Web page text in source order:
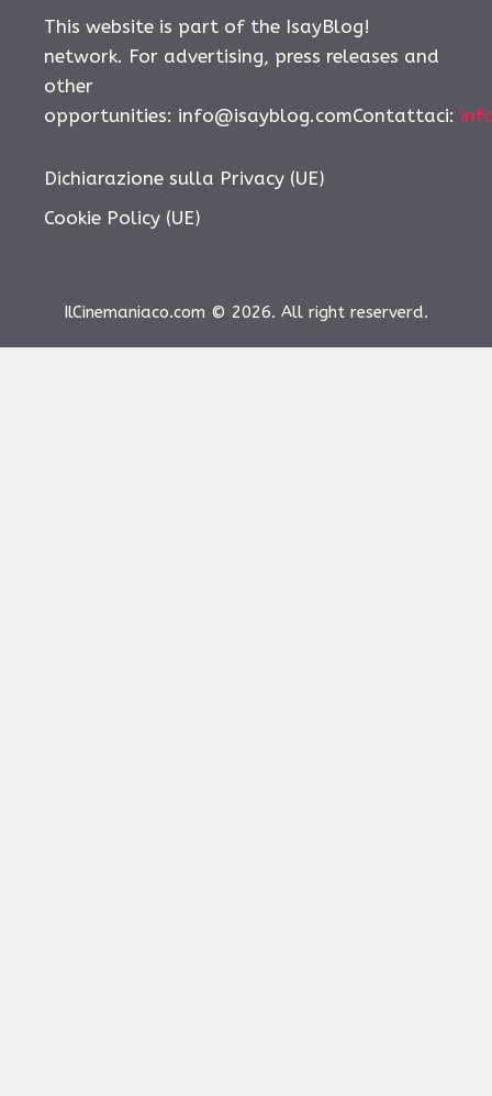
This website is part of the IsayBlog!
network. For advertising, press releases and
other
opportunities: info@isayblog.comContattaci:
Dichiarazione sulla Privacy (UE)
Cookie Policy (UE)
IlCinemaniaco.com © 2026. All right reserverd.